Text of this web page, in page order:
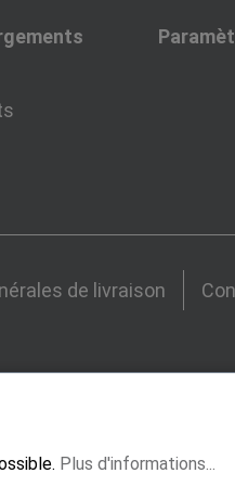
de livraison
Plus d'informations...